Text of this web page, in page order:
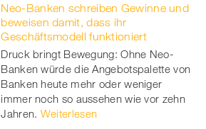
Neo-Banken schreiben Gewinne und
beweisen damit, dass ihr
Geschäftsmodell funktioniert
Druck bringt Bewegung: Ohne Neo-
Banken würde die Angebotspalette von
Banken heute mehr oder weniger
immer noch so aussehen wie vor zehn
Jahren. Weiterlesen